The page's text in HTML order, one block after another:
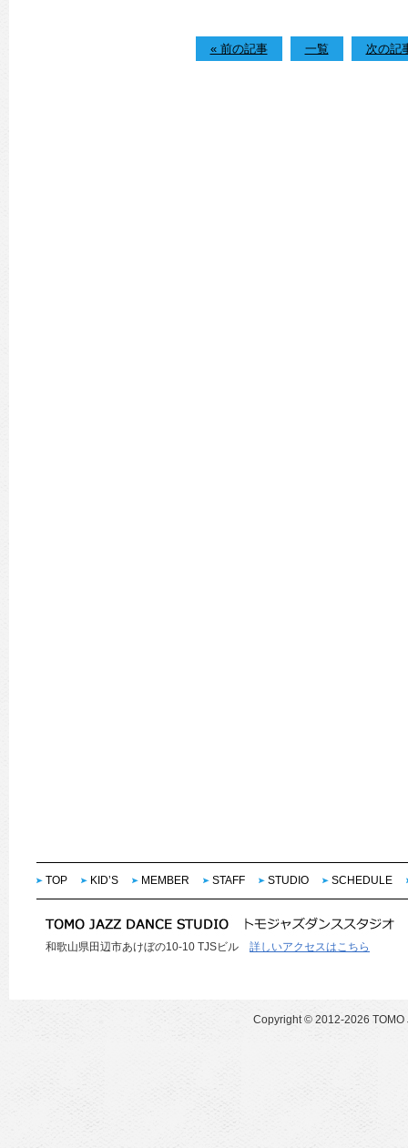
« 前の記事 一覧 次の記
TOP KID’S MEMBER STAFF STUDIO SCHEDULE
和歌山県田辺市あけぼの10-10 TJSビル 詳しいアクセスはこちら
Copyright © 2012-2026 TOMO